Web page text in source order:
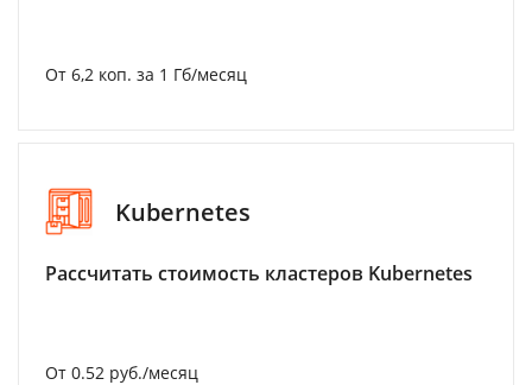
От 6,2 коп. за 1 Гб/месяц
Kubernetes
Рассчитать стоимость кластеров Kubernetes
От 0.52 руб./месяц